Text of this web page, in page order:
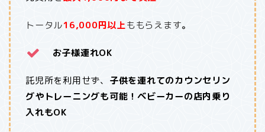
トータル16,000円以上ももらえます。
お子様連れOK
託児所を利用せず、 子供を連れてのカウンセリン
グやトレーニングも可能！ベビーカーの店内乗り
入れもOK